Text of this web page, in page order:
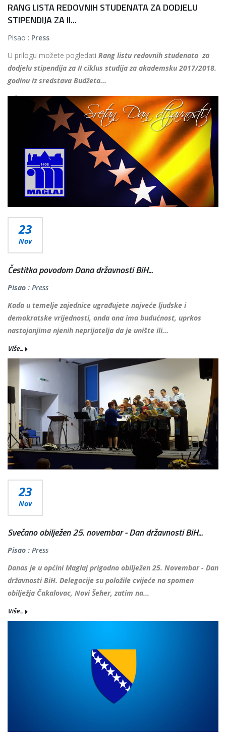
RANG LISTA REDOVNIH STUDENATA ZA DODJELU
STIPENDIJA ZA II...
Pisao : Press
U prilogu možete pogledati Rang listu redovnih studenata za
dodjelu stipendija za II ciklus studija za akademsku 2017/2018.
godinu iz sredstava Budžeta...
Više...
23
Nov
Čestitka povodom Dana državnosti BiH...
Pisao : Press
Kada u temelje zajednice ugrađujete najveće ljudske i
demokratske vrijednosti, onda ona ima budućnost, uprkos
nastojanjima njenih neprijatelja da je unište ili...
Više...
23
Nov
Svečano obilježen 25. novembar - Dan državnosti BiH...
Pisao : Press
Danas je u općini Maglaj prigodno obilježen 25. Novembar - Dan
državnosti BiH. Delegacije su položile cvijeće na spomen
obilježja Čakalovac, Novi Šeher, zatim na...
Više...